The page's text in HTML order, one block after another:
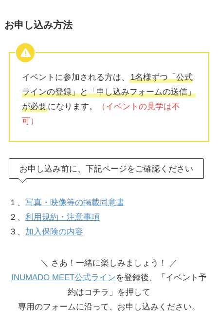
お申し込み方法
イベントに参加される方は、1名様ずつ「公式
ラインの登録」と「申し込みフォームの送信」
が必要になります。
（イベントの見学は不
可）
お申し込み前に、下記ページをご確認ください
１、 写真・映像等の掲載同意書
２、 利用規約・注意事項
３、 加入保険の内容
＼ さあ！一緒に楽しみましょう！ ／
INUMADO MEET公式ラインを登録後、「イベント予
約はコチラ」を押して
専用のフォームに沿って、お申し込みください。